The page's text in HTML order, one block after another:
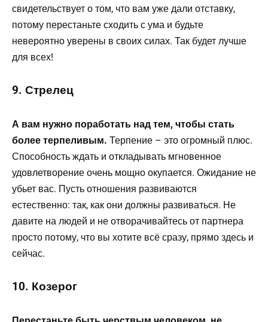
свидетельствует о том, что вам уже дали отставку,
потому перестаньте сходить с ума и будьте
невероятно уверены в своих силах. Так будет лучше
для всех!
9. Стрелец
А вам нужно поработать над тем, чтобы стать
более терпеливым. Терпение – это огромный плюс.
Способность ждать и откладывать мгновенное
удовлетворение очень мощно окупается. Ожидание не
убьет вас. Пусть отношения развиваются
естественно: так, как они должны развиваться. Не
давите на людей и не отворачивайтесь от партнера
просто потому, что вы хотите всё сразу, прямо здесь и
сейчас.
10. Козерог